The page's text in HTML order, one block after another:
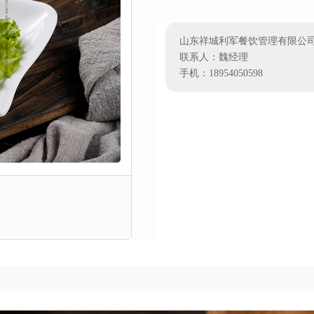
山东祥城利军餐饮管理有限公
联系人：魏经理
手机：18954050598